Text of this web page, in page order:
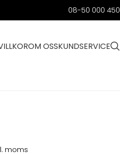
08-50 000 450
OM OSSKUNDSERVICE
moms